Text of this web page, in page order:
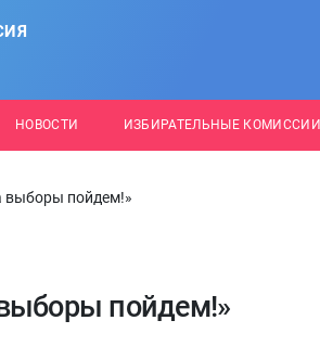
НОВОСТИ ИЗБИРАТЕЛЬНЫЕ КОМИССИИ
выборы пойдем!»
пойдем!»